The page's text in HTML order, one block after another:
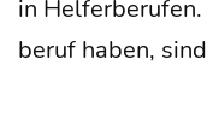
in
be­ruf haben,